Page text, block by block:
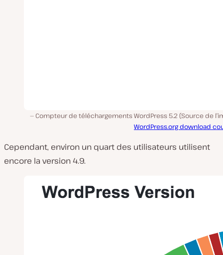
Compteur de téléchargements WordPress 5.2 (Source de
WordPress.org download
Cependant, environ un quart des utilisateurs utilisent
encore la version 4.9.